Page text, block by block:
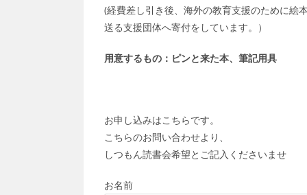
(経費差し引き後、海外の教育支援のために絵
送る支援団体へ寄付をしています。）
用意するもの：ピンと来た本、筆記用具
お申し込みはこちらです。
こちらのお問い合わせより、
しつもん読書会希望とご記入くださいませ
お名前